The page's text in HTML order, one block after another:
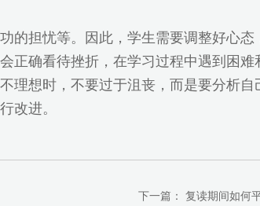
的担忧等。因此，学生需要调整好心态
正确看待挫折，在学习过程中遇到困难
理想时，不要过于沮丧，而是要分析自
改进。
下一篇： 复读期间如何